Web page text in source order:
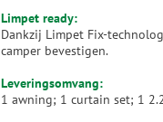
Limpet ready:
Dankzij Limpet Fix-
camper bevestigen.
Leveringsomvang:
1 awning; 1 curtain set; 1